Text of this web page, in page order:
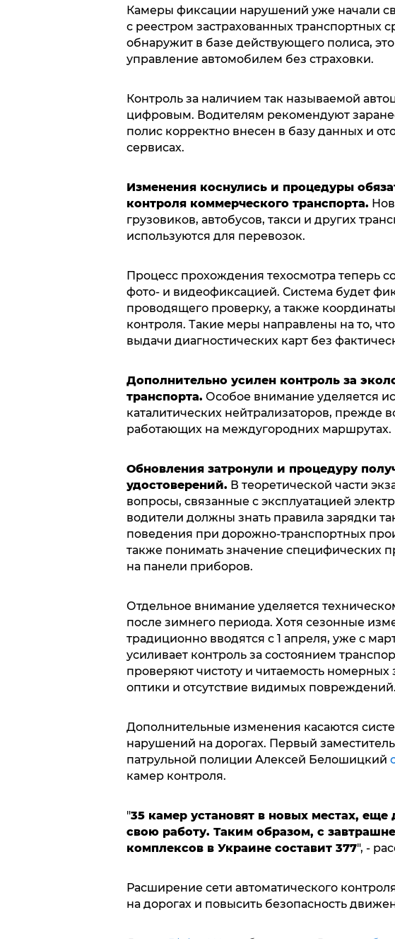
Камеры фиксации нарушений уже начали
с реестром застрахованных транспортных
обнаружит в базе действующего полиса,
управление автомобилем без страховки.
Контроль за наличием так называемой
цифровым. Водителям рекомендуют
полис корректно внесен в базу данных и
сервисах.
Изменения коснулись и процедуры
контроля коммерческого транспорта.
грузовиков, автобусов, такси и других
используются для перевозок.
Процесс прохождения техосмотра теперь
фото- и видеофиксацией. Система будет
проводящего проверку, а также
контроля. Такие меры направлены на то,
выдачи диагностических карт без
Дополнительно усилен контроль за
транспорта. Особое внимание уделяется
каталитических нейтрализаторов, прежде
работающих на междугородних маршрутах.
Обновления затронули и процедуру
удостоверений. В теоретической части
вопросы, связанные с эксплуатацией
водители должны знать правила зарядки
поведения при дорожно-транспортных
также понимать значение специфических
на панели приборов.
Отдельное внимание уделяется
после зимнего периода. Хотя сезонные
традиционно вводятся с 1 апреля, уже с
усиливает контроль за состоянием
проверяют чистоту и читаемость номерных
оптики и отсутствие видимых повреждений.
Дополнительные изменения касаются
нарушений на дорогах. Первый
патрульной полиции Алексей Белошицкий
камер контроля.
"35 камер установят в новых местах, еще
свою работу. Таким образом, с
комплексов в Украине составит 377", -
Расширение сети автоматического
на дорогах и повысить безопасность